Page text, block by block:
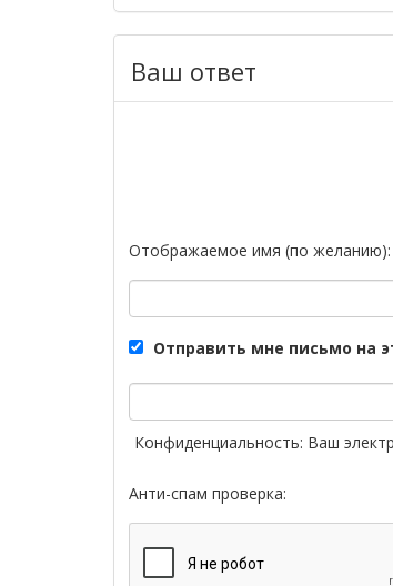
Ваш ответ
Отображаемое имя (по желанию):
Отправить мне письмо на
Конфиденциальность: Ваш
Анти-спам проверка: